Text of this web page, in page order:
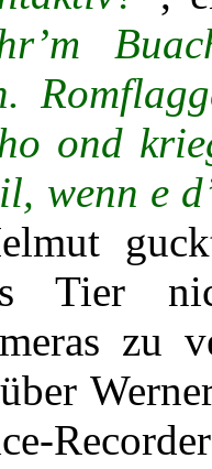
ond
wenn e
Tier
zu